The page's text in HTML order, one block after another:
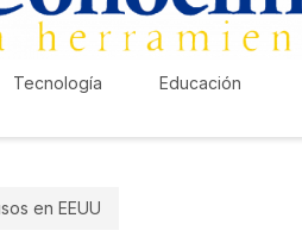
Tecnología Educación
en EEUU